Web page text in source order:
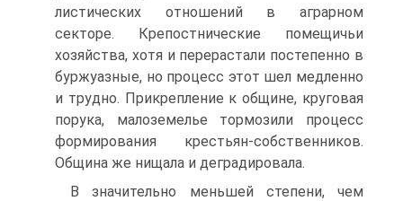
листических отношений в аграрном
секторе. Крепостниче­ские помещичьи
хозяйства, хотя и перерастали постепенно в
буржуазные, но процесс этот шел медленно
и трудно. При­крепление к общине, круговая
порука, малоземелье тормози­ли процесс
формирования крестьян-собственников.
Община же нищала и деградировала.
В значительно меньшей степени, чем